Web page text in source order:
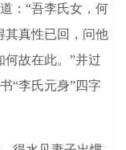
：“吾李氏女，何
其真性已回，问他
何故在此。”并过
“李氏元身”四字